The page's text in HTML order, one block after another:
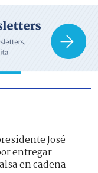
José
entregar
en cadena